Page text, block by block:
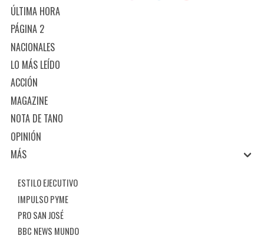
ÚLTIMA HORA
PÁGINA 2
NACIONALES
LO MÁS LEÍDO
ACCIÓN
MAGAZINE
NOTA DE TANO
OPINIÓN
MÁS
ESTILO EJECUTIVO
IMPULSO PYME
PRO SAN JOSÉ
BBC NEWS MUNDO